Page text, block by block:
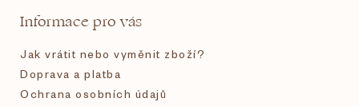
Informace pro vás
Jak vrátit nebo vyměnit zboží?
Doprava a platba
Ochrana osobních údajů